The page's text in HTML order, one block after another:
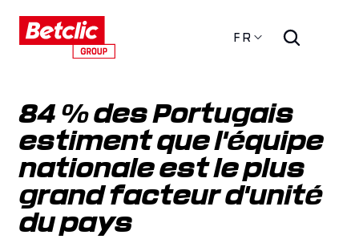
FR
84 % des Portugais
estiment que l'équipe
nationale est le plus
grand facteur d'unité
du pays